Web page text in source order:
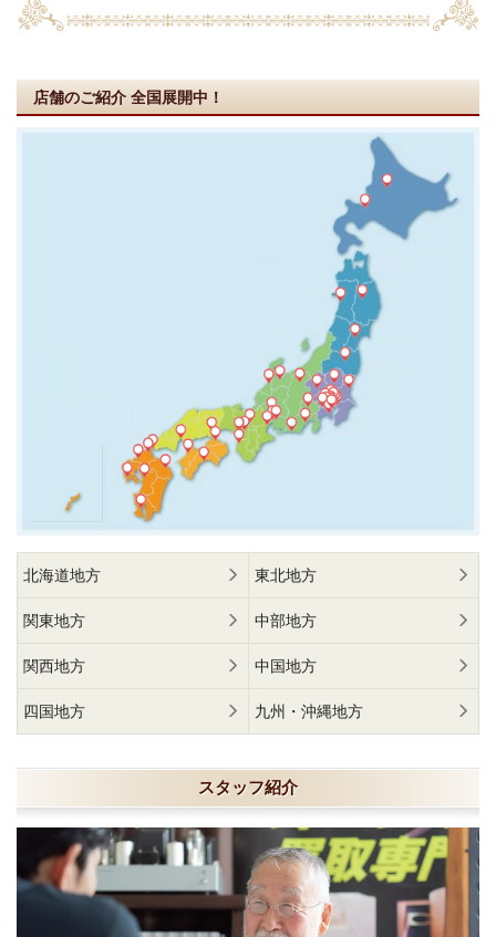
店舗のご紹介 全国展開中！
北海道地方 東北地方
関東地方 中部地方
関西地方 中国地方
四国地方 九州・沖縄地方
スタッフ紹介